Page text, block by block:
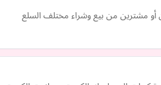
أو مشترين من بيع وشراء مختلف السلع